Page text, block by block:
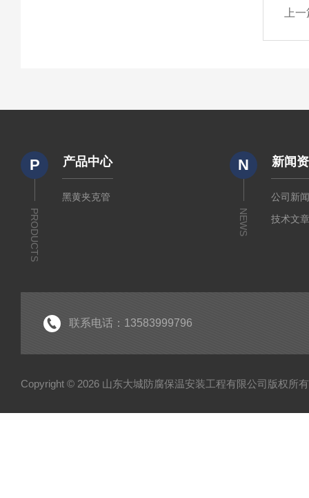
上
P
PRODUCTS
产品中心
黑黄夹克管
N
NEWS
新闻
公司新
技术文
联系电话：13583999796
Copyright © 2026 山东大城防腐保温安装工程有限公司版权所